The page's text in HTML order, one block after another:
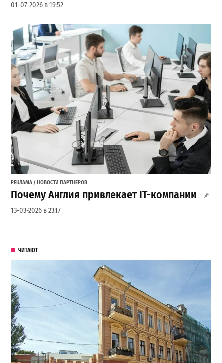
01-07-2026 в 19:52
РЕКЛАМА / НОВОСТИ ПАРТНЕРОВ
Почему Англия привлекает IT-компании
13-03-2026 в 23:17
ЧИТАЮТ